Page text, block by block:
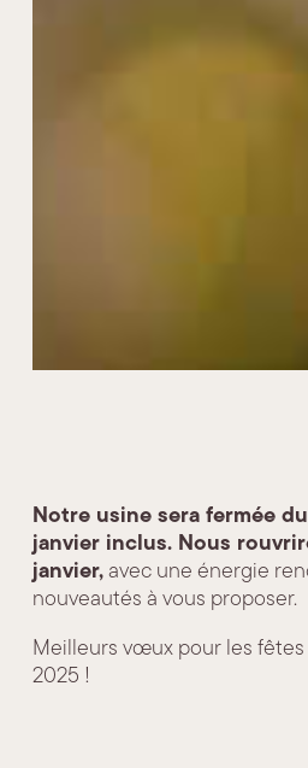
Notre usine sera fermée
janvier inclus. Nous
janvier,avec une énergie
nouveautés à vous proposer.
Meilleurs vœux pour les
2025 !